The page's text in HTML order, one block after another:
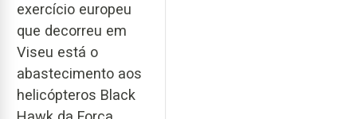
exercício europeu
que decorreu em
Viseu está o
abastecimento aos
helicópteros Black